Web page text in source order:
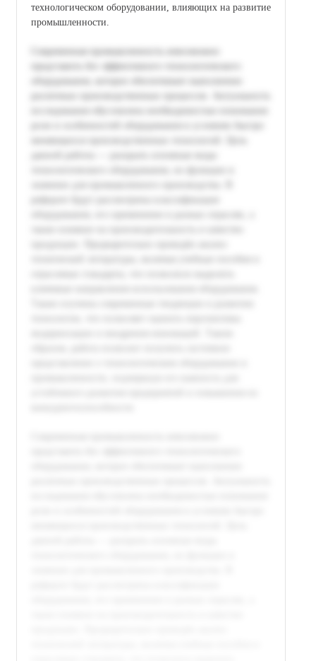
технологическом оборудовании, влияющих на развитие
промышленности.